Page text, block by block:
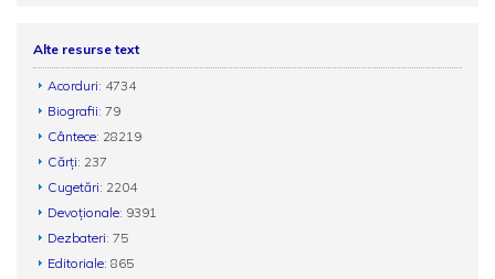
Alte resurse text
Acorduri: 4734
Biografii: 79
Cântece: 28219
Cărți: 237
Cugetări: 2204
Devoționale: 9391
Dezbateri: 75
Editoriale: 865